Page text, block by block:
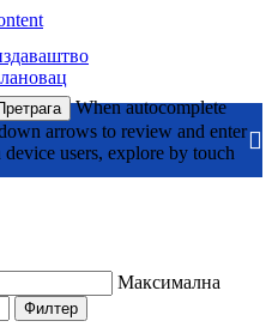
When autocomplete
arrows to review and enter
users, explore by touch
Максимална
Филтер